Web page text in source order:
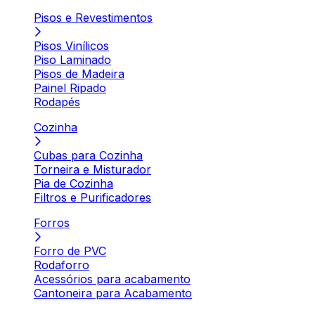
Pisos e Revestimentos
Pisos Vinílicos
Piso Laminado
Pisos de Madeira
Painel Ripado
Rodapés
Cozinha
Cubas para Cozinha
Torneira e Misturador
Pia de Cozinha
Filtros e Purificadores
Forros
Forro de PVC
Rodaforro
Acessórios para acabamento
Cantoneira para Acabamento